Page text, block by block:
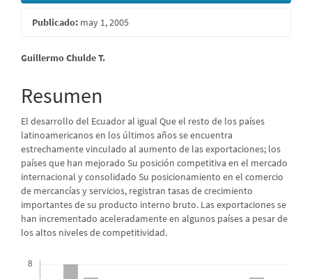
Publicado: may 1, 2005
Contenido
principal
del
artículo
Guillermo Chulde T.
Resumen
El desarrollo del Ecuador al igual Que el resto de los países
latinoamericanos en los últimos años se encuentra
estrechamente vinculado al aumento de las exportaciones; los
países que han mejorado Su posición competitiva en el mercado
internacional y consolidado Su posicionamiento en el comercio
de mercancías y servicios, registran tasas de crecimiento
importantes de su producto interno bruto. Las exportaciones se
han incrementado aceleradamente en algunos países a pesar de
los altos niveles de competitividad.